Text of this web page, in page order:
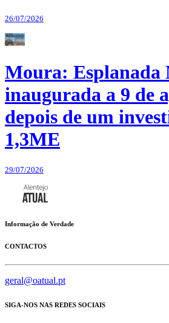
26/07/2026
Moura: Esplanada
inaugurada a 9 de
depois de um
1,3ME
29/07/2026
Informação de Verdade
CONTACTOS
geral@oatual.pt
SIGA-NOS NAS REDES SOCIAIS